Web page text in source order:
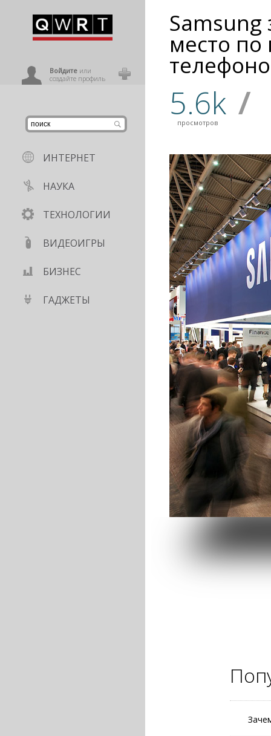
Войдитеили
создайте профиль
ИНТЕРНЕТ
НАУКА
ТЕХНОЛОГИИ
ВИДЕОИГРЫ
БИЗНЕС
ГАДЖЕТЫ
Samsung
место
5.6k
просмотров /